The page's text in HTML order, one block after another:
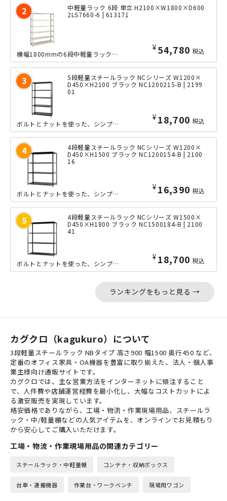
中軽量ラック 6段 単立 H2100×W1800×D600
2LS7660-6 | 613171
¥ 54,780 税込
横幅1800mmの6段中軽量ラックの、奥行きたっぷりな600mmタイプ。ボルトレ...
5段軽量スチールラック NCシリーズ W1200×
D450×H2100 ブラック NC1200215-B | 2199
01
¥ 18,700 税込
ボルトとナットを使った、シンプルな軽量ラック「NCシリーズ」の小回りの利くW12...
4段軽量スチールラック NCシリーズ W1200×
D450×H1500 ブラック NC1200154-B | 2100
16
¥ 16,390 税込
ボルトとナットを使った、シンプルな軽量ラック「NCシリーズ」の小回りの利くW12...
4段軽量スチールラック NCシリーズ W1500×
D450×H1800 ブラック NC1500184-B | 2100
41
¥ 18,700 税込
ボルトとナットを使った、シンプルな軽量ラック「NCシリーズ」の中間サイズのW15...
ランキングをもっと見る →
カグクロ（kagukuro）について
3段軽量スチールラック NBタイプ 高さ900 幅1500 奥行450 など、
定番のオフィス家具・OA機器を豊富に取り揃えた、法人・個人事
業主様向け通販サイトです。
カグクロでは、主な営業方法をインターネットに傾注すること
で、人件費や店舗運営経費を最小化し、大幅なコストカットによ
る激安販売を実現しています。
格安価格でありながら、工場・物流・作業現場用品、スチールラ
ック・中/軽量棚などの人気アイテムを、オンラインでお見積もり
から安心してご購入いただけます。
工場・物流・作業現場用品の関連カテゴリー
スチールラック・中軽量棚 コンテナ・収納ボックス
台車・運搬機器 作業台・ワークベンチ 現場用ワゴン